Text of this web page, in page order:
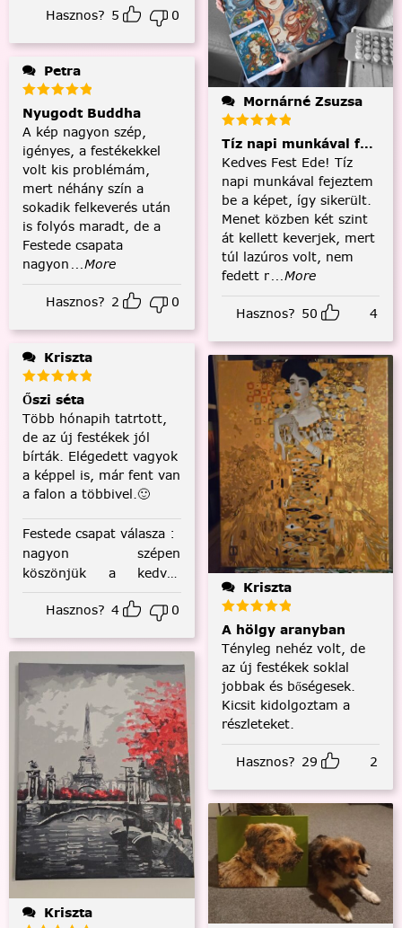
Hasznos? 5 0
Petra
Nyugodt Buddha
A kép nagyon szép,
igényes, a festékekkel
volt kis problémám,
mert néhány szín a
sokadik felkeverés után
is folyós maradt, de a
Festede csapata
nagyon ...More
Hasznos? 2 0
Kriszta
Őszi séta
Több hónapih tatrtott,
de az új festékek jól
bírták. Elégedett vagyok
a képpel is, már fent van
a falon a többivel.🙂
Festede csapat válasza :
nagyon szépen
köszönjük a kedves
visszajelzést! :)
Hasznos? 4 0
Kriszta
Mornárné Zsuzsa
Tíz napi munkával
Kedves Fest Ede! Tíz
napi munkával fejeztem
be a képet, így sikerült.
Menet közben két szint
át kellett keverjek, mert
túl lazúros volt, nem
fedett r...More
Hasznos? 50 4
Kriszta
A hölgy aranyban
Tényleg nehéz volt, de
az új festékek soklal
jobbak és bőségesek.
Kicsit kidolgoztam a
részleteket.
Hasznos? 29 2